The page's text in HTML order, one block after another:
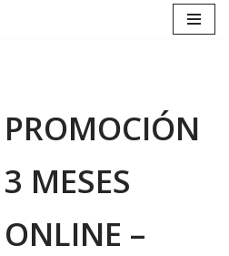
PROMOCIÓN
3 MESES
ONLINE –